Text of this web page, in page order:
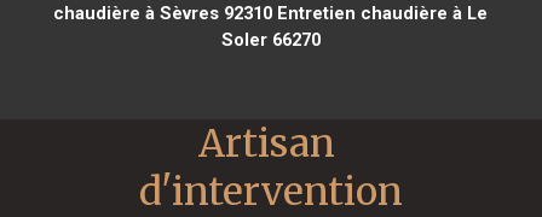
chaudière à Sèvres 92310 Entretien chaudière à Le
Soler 66270
Artisan
d'intervention